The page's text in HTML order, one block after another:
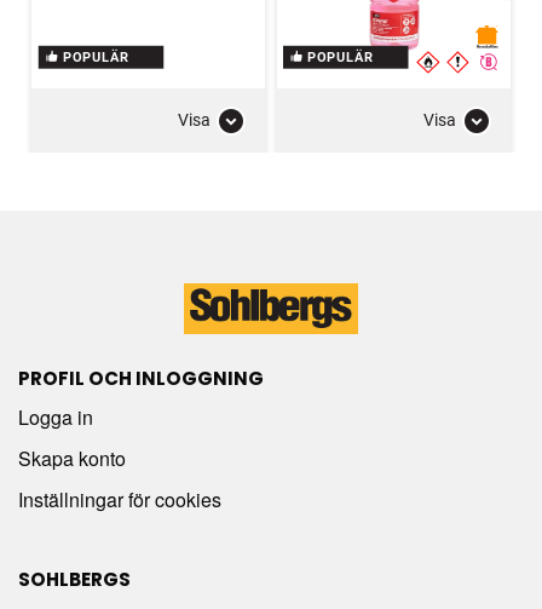
POPULÄR
Visa
POPULÄR
Visa
PROFIL OCH INLOGGNING
Logga in
Skapa konto
Inställningar för cookies
SOHLBERGS